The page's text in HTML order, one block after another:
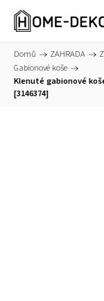
Domů / ZAHRADA /
Gabionové koše /
Klenuté gabionové
[3146374]